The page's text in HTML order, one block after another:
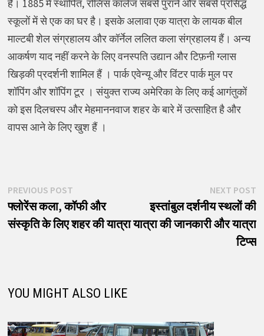
है। 1885 में स्थापित, रोलिंस कॉलेज सबसे पुराने और सबसे प्रसिद्ध
स्कूलों में से एक का घर है। इसके अलावा एक यात्रा के लायक बील
माल्टबी शेल संग्रहालय और कॉर्नेल ललित कला संग्रहालय हैं। अन्य
आकर्षण याद नहीं करने के लिए वनस्पति उद्यान और टिफ़नी ग्लास
खिड़की प्रदर्शनी शामिल हैं । पार्क एवेन्यू और विंटर पार्क मुल पर
शॉपिंग और शॉपिंग टूर । संयुक्त राज्य अमेरिका के लिए कई आगंतुकों
को इस दिलचस्प और मेहमाननवाज शहर के बारे में उत्साहित है और
वापस आने के लिए खुश हैं ।
पोस्ट
नेविगेशन
PREVIOUS POSTPrevious
post:
फ्लोरेंस कला, कॉफी और
संस्कृति के लिए शहर की यात्रा
NEXT POST
इस्तांबुल दर्शनीय स्थलों की
यात्रा की जानकारी और यात्रा
टिप्स
YOU MIGHT ALSO LIKE